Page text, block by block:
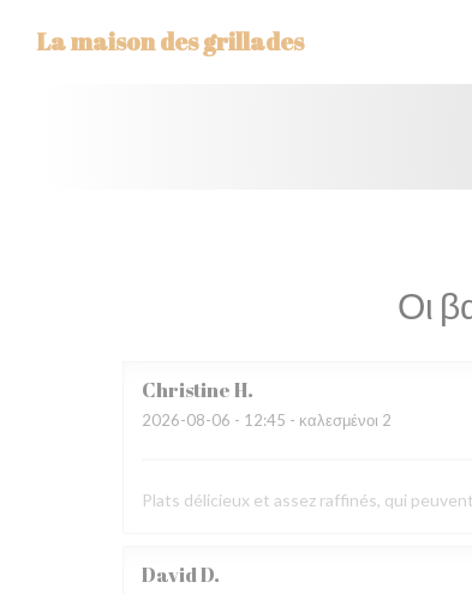
La maison des grillades
Οι
ChristineH
2026-08-06 - 12:45 - καλεσμένοι 2
Plats délicieux et assez raffinés, qui
DavidD